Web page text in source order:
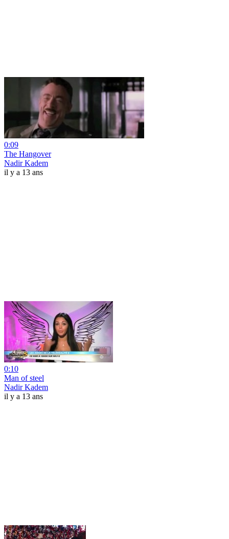
0:09
The Hangover
Nadir Kadem
il y a 13 ans
0:10
Man of steel
Nadir Kadem
il y a 13 ans